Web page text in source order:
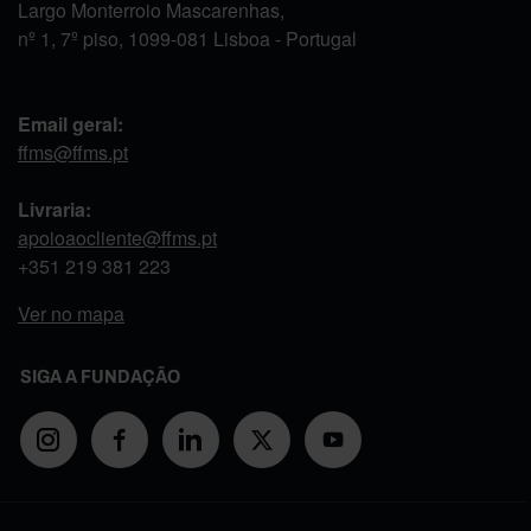
Largo Monterroio Mascarenhas,
nº 1, 7º piso, 1099-081 Lisboa - Portugal
Email geral:
ffms@ffms.pt
Livraria:
apoioaocliente@ffms.pt
+351 219 381 223
Ver no mapa
SIGA A FUNDAÇÃO